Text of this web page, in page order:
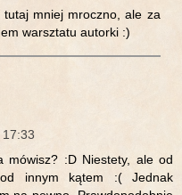
mniej mroczno, ale za
warsztatu autorki :)
mówisz? :D Niestety, ale od
innym kątem :( Jednak